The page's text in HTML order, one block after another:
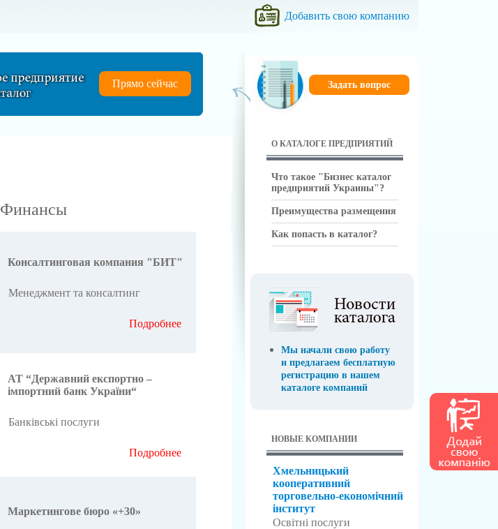
Добавить свою компанию
Прямо сейчас
Финансы
Консалтинговая компания "БИТ"
Менеджмент та консалтинг
Подробнее
АТ “Державний експортно –
імпортний банк України“
Банківські послуги
Подробнее
Маркетингове бюро «+30»
Задать вопрос
О КАТАЛОГЕ ПРЕДПРИЯТИЙ
Что такое "Бизнес каталог
предприятий Украины"?
Преимущества размещения
Как попасть в каталог?
Мы начали свою работу
и предлагаем бесплатную
регистрацию в нашем
каталоге компаний
НОВЫЕ КОМПАНИИ
Хмельницький
кооперативний
торговельно-економічний
інститут
Освітні послуги